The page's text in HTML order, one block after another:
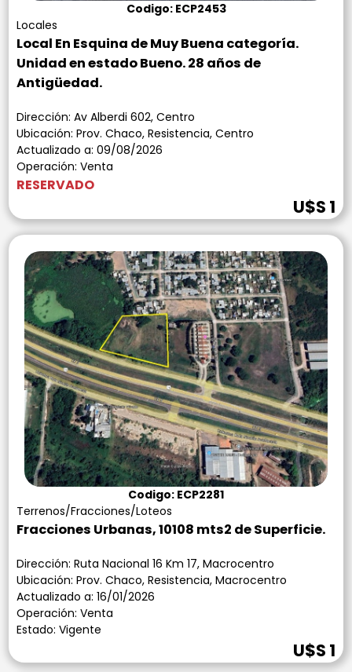
Codigo: ECP2453
Locales
Local En Esquina de Muy Buena categoría.
Unidad en estado Bueno. 28 años de
Antigüedad.
Dirección: Av Alberdi 602, Centro
Ubicación: Prov. Chaco, Resistencia, Centro
Actualizado a: 09/08/2026
Operación: Venta
RESERVADO
U$S 1
Codigo: ECP2281
Terrenos/Fracciones/Loteos
Fracciones Urbanas, 10108 mts2 de Superficie.
Dirección: Ruta Nacional 16 Km 17, Macrocentro
Ubicación: Prov. Chaco, Resistencia, Macrocentro
Actualizado a: 16/01/2026
Operación: Venta
Estado: Vigente
U$S 1